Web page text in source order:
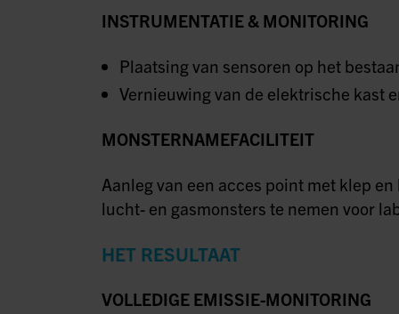
INSTRUMENTATIE & MONITORING
Plaatsing van sensoren op het
Vernieuwing van de elektrische kast
MONSTERNAMEFACILITEIT
Aanleg van een acces point met klep
lucht- en gasmonsters te nemen voor
HET RESULTAAT
VOLLEDIGE EMISSIE-MONITORING